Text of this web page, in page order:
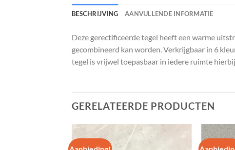
BESCHRIJVING AANVULLENDE INFORMATIE
Deze gerectificeerde tegel heeft een warme
gecombineerd kan worden. Verkrijgbaar in 6
tegel is vrijwel toepasbaar in iedere ruimte
GERELATEERDE PRODUCTEN